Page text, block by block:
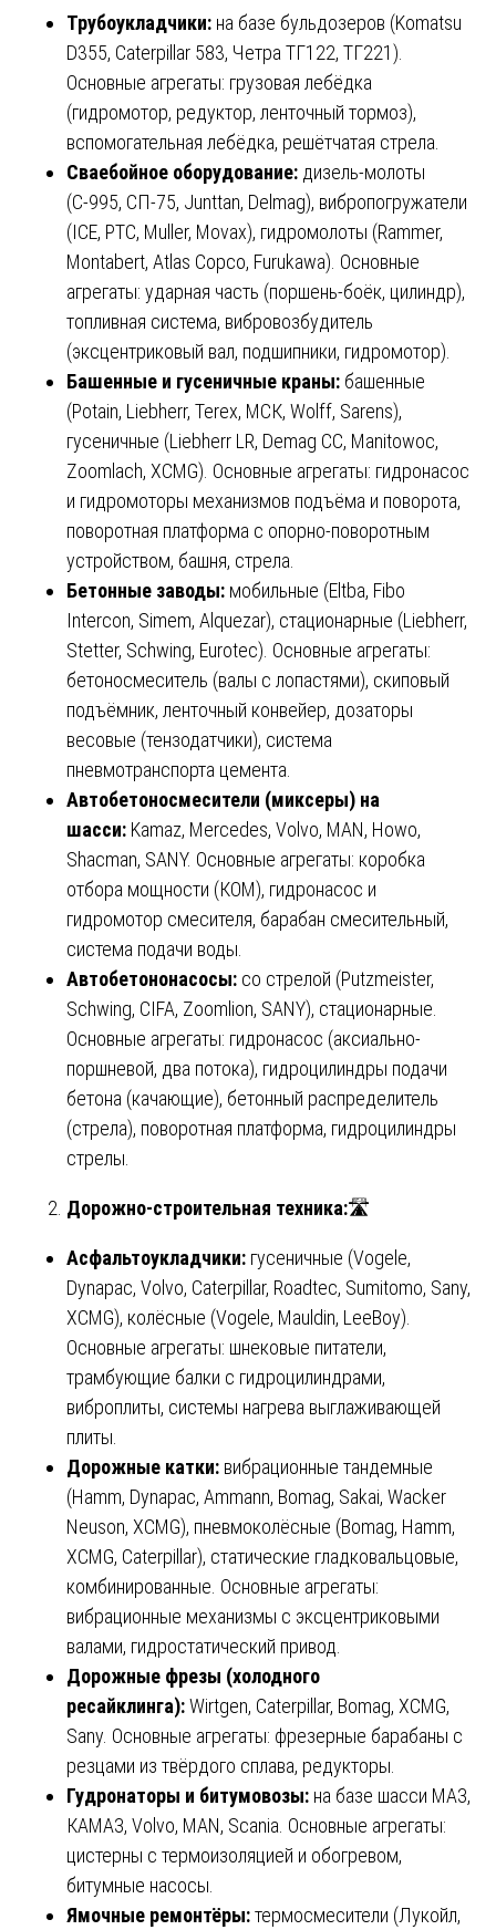
Трубоукладчики: на базе бульдозеров (Komatsu
D355, Caterpillar 583, Четра ТГ122, ТГ221).
Основные агрегаты: грузовая лебёдка
(гидромотор, редуктор, ленточный тормоз),
вспомогательная лебёдка, решётчатая стрела.
Сваебойное оборудование: дизель-молоты
(С-995, СП-75, Junttan, Delmag), вибропогружатели
(ICE, PTC, Muller, Movax), гидромолоты (Rammer,
Montabert, Atlas Copco, Furukawa). Основные
агрегаты: ударная часть (поршень-боёк, цилиндр),
топливная система, вибровозбудитель
(эксцентриковый вал, подшипники, гидромотор).
Башенные и гусеничные краны: башенные
(Potain, Liebherr, Terex, МСК, Wolff, Sarens),
гусеничные (Liebherr LR, Demag CC, Manitowoc,
Zoomlach, XCMG). Основные агрегаты: гидронасос
и гидромоторы механизмов подъёма и поворота,
поворотная платформа с опорно-поворотным
устройством, башня, стрела.
Бетонные заводы: мобильные (Eltba, Fibo
Intercon, Simem, Alquezar), стационарные (Liebherr,
Stetter, Schwing, Eurotec). Основные агрегаты:
бетоносмеситель (валы с лопастями), скиповый
подъёмник, ленточный конвейер, дозаторы
весовые (тензодатчики), система
пневмотранспорта цемента.
Автобетоносмесители (миксеры) на
шасси: Kamaz, Mercedes, Volvo, MAN, Howo,
Shacman, SANY. Основные агрегаты: коробка
отбора мощности (КОМ), гидронасос и
гидромотор смесителя, барабан смесительный,
система подачи воды.
Автобетононасосы: со стрелой (Putzmeister,
Schwing, CIFA, Zoomlion, SANY), стационарные.
Основные агрегаты: гидронасос (аксиально-
поршневой, два потока), гидроцилиндры подачи
бетона (качающие), бетонный распределитель
(стрела), поворотная платформа, гидроцилиндры
стрелы.
Дорожно-строительная техника:🛣️
Асфальтоукладчики: гусеничные (Vogele,
Dynapac, Volvo, Caterpillar, Roadtec, Sumitomo, Sany,
XCMG), колёсные (Vogele, Mauldin, LeeBoy).
Основные агрегаты: шнековые питатели,
трамбующие балки с гидроцилиндрами,
виброплиты, системы нагрева выглаживающей
плиты.
Дорожные катки: вибрационные тандемные
(Hamm, Dynapac, Ammann, Bomag, Sakai, Wacker
Neuson, XCMG), пневмоколёсные (Bomag, Hamm,
XCMG, Caterpillar), статические гладковальцовые,
комбинированные. Основные агрегаты:
вибрационные механизмы с эксцентриковыми
валами, гидростатический привод.
Дорожные фрезы (холодного
ресайклинга):Wirtgen, Caterpillar, Bomag, XCMG,
Sany. Основные агрегаты: фрезерные барабаны с
резцами из твёрдого сплава, редукторы.
Гудронаторы и битумовозы: на базе шасси МАЗ,
КАМАЗ, Volvo, MAN, Scania. Основные агрегаты:
цистерны с термоизоляцией и обогревом,
битумные насосы.
Ямочные ремонтёры:термосмесители (Лукойл,